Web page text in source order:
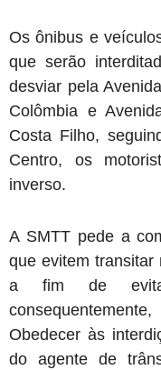
Os ônibus e
que serão
desviar pela
Colômbia e
Costa Filho,
Centro, os
inverso.
A SMTT pede a
que evitem
a fim de
Obedecer às
do agente de